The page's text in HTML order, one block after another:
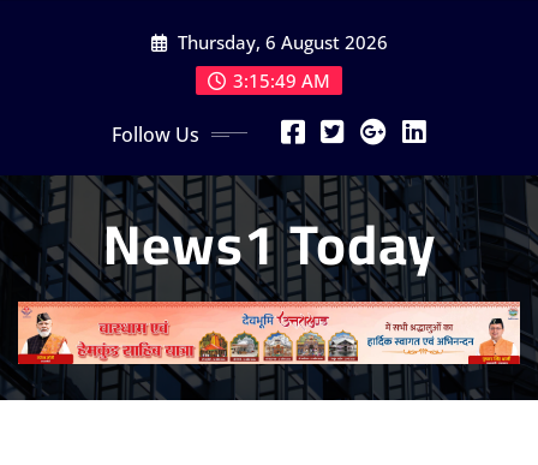
Thursday, 6 August 2026
3:15:51 AM
Follow Us
News1 Today